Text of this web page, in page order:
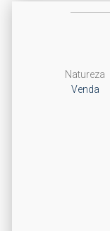
Natureza
Venda